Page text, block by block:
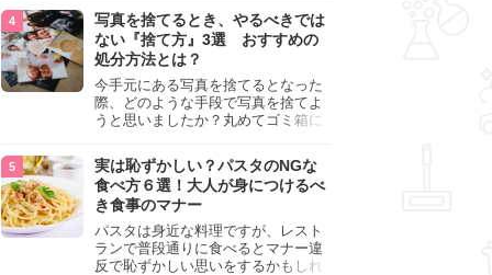
らためて寿司屋でやってはいけない
『NG行為』をチェックしましょう。
写真を捨てるとき、やるべきでは
ない『捨て方』3選 おすすめの
処分方法とは？
今手元にある写真を捨てるとなった
際、どのような手段で写真を捨てよ
うと思いましたか？丸めてゴミ箱に
真は個人情報が詰まっているので、
ただ丸めただけの状態で捨ててしま
うのは危険です。写真にすべきでは
ない捨て方をまとめているので、ぜ
ひチェックしておきましょう。
実は恥ずかしい？パスタのNGな
食べ方６選！大人が身につけるべ
き食事のマナー
パスタは身近な料理ですが、レスト
ランで普段通りに食べるとマナー違
反で恥ずかしい思いをするかもしれ